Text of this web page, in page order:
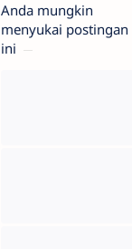
Anda mungkin
menyukai postingan
ini